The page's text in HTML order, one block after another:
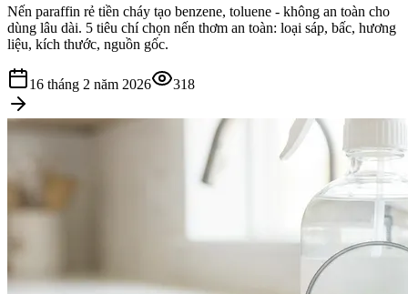
Nến paraffin rẻ tiền cháy tạo benzene, toluene - không an toàn cho
dùng lâu dài. 5 tiêu chí chọn nến thơm an toàn: loại sáp, bấc, hương
liệu, kích thước, nguồn gốc.
16 tháng 2 năm 2026 318